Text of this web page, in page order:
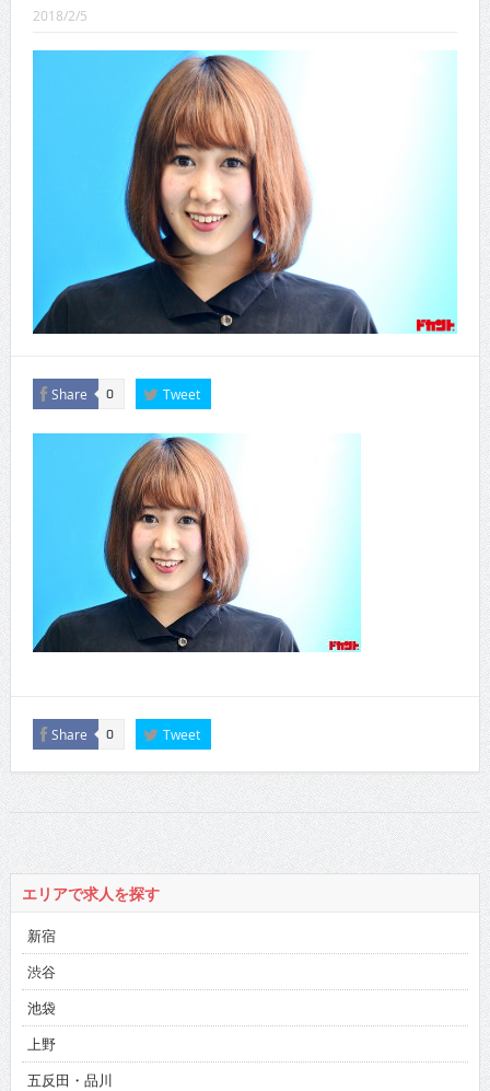
CINEMA×STYLE 289号
CINEMA×STYLE 288号
CINEMA×STYLE 287号
CINEMA×STYLE 286号
CINEMA×STYLE 285号
CINEMA×STYLE 294号
2018/2/5
Share 0 Tweet
Share 0 Tweet
エリアで求人を探す
新宿
渋谷
池袋
上野
五反田・品川